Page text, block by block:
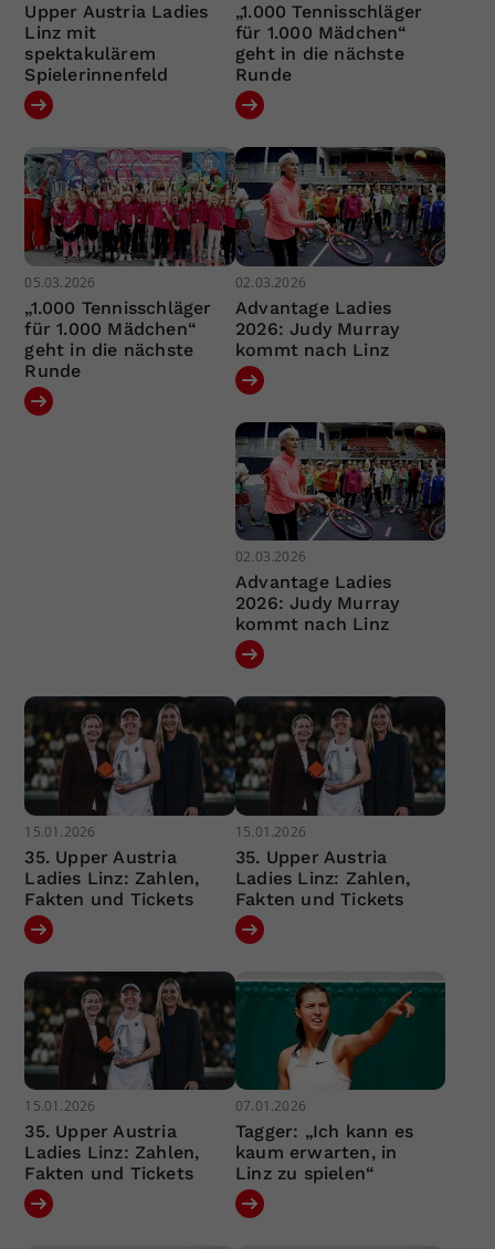
Upper Austria Ladies
Linz mit
spektakulärem
Spielerinnenfeld
„1.000 Tennisschläger
für 1.000 Mädchen“
geht in die nächste
Runde
05.03.2026
„1.000 Tennisschläger
für 1.000 Mädchen“
geht in die nächste
Runde
02.03.2026
Advantage Ladies
2026: Judy Murray
kommt nach Linz
02.03.2026
Advantage Ladies
2026: Judy Murray
kommt nach Linz
15.01.2026
35. Upper Austria
Ladies Linz: Zahlen,
Fakten und Tickets
15.01.2026
35. Upper Austria
Ladies Linz: Zahlen,
Fakten und Tickets
15.01.2026
35. Upper Austria
Ladies Linz: Zahlen,
Fakten und Tickets
07.01.2026
Tagger: „Ich kann es
kaum erwarten, in
Linz zu spielen“